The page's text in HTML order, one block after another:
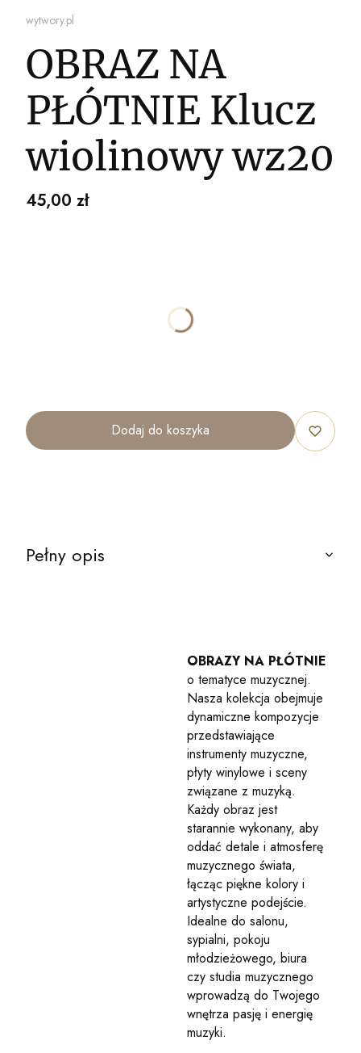
wytwory.pl
OBRAZ NA
PŁÓTNIE Klucz
wiolinowy wz20
Cena
45,00 zł
Dodaj do koszyka
Pełny opis
OBRAZY NA PŁÓTNIE
o tematyce muzycznej.
Nasza kolekcja obejmuje
dynamiczne kompozycje
przedstawiające
instrumenty muzyczne,
płyty winylowe i sceny
związane z muzyką.
Każdy obraz jest
starannie wykonany, aby
oddać detale i atmosferę
muzycznego świata,
łącząc piękne kolory i
artystyczne podejście.
Idealne do salonu,
sypialni, pokoju
młodzieżowego, biura
czy studia muzycznego
wprowadzą do Twojego
wnętrza pasję i energię
muzyki.